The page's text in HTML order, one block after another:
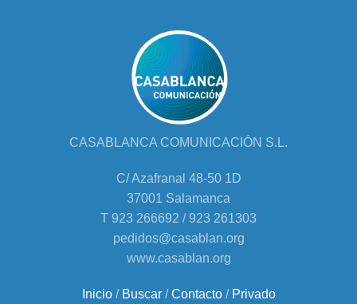
CASABLANCA COMUNICACIÓN S.L.
C/ Azafranal 48-50 1D
37001 Salamanca
T 923 266692 / 923 261303
pedidos@casablan.org
www.casablan.org
Inicio/ Buscar/Contacto/ Privado